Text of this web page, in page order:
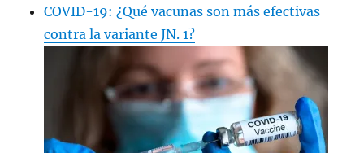
COVID-19: ¿Qué vacunas son más efectivas
contra la variante JN. 1?